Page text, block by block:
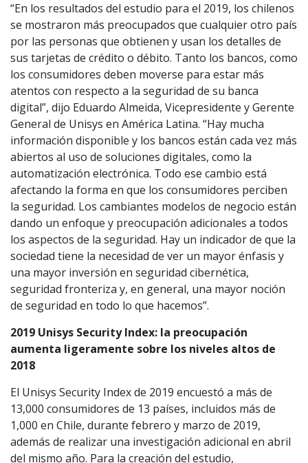
“En los resultados del estudio para el 2019, los chilenos
se mostraron más preocupados que cualquier otro país
por las personas que obtienen y usan los detalles de
sus tarjetas de crédito o débito. Tanto los bancos, como
los consumidores deben moverse para estar más
atentos con respecto a la seguridad de su banca
digital”, dijo Eduardo Almeida, Vicepresidente y Gerente
General de Unisys en América Latina. “Hay mucha
información disponible y los bancos están cada vez más
abiertos al uso de soluciones digitales, como la
automatización electrónica. Todo ese cambio está
afectando la forma en que los consumidores perciben
la seguridad. Los cambiantes modelos de negocio están
dando un enfoque y preocupación adicionales a todos
los aspectos de la seguridad. Hay un indicador de que la
sociedad tiene la necesidad de ver un mayor énfasis y
una mayor inversión en seguridad cibernética,
seguridad fronteriza y, en general, una mayor noción
de seguridad en todo lo que hacemos”.
2019 Unisys Security Index: la preocupación
aumenta ligeramente sobre los niveles altos de
2018
El Unisys Security Index de 2019 encuestó a más de
13,000 consumidores de 13 países, incluidos más de
1,000 en Chile, durante febrero y marzo de 2019,
además de realizar una investigación adicional en abril
del mismo año. Para la creación del estudio,